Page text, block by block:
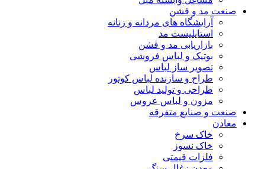
صنعت مد و فشن
آرایشگاه های مردانه و زنانه
استایلیست مد
بازاریابی مد و فشن
بوتیک و لباس فروشی
تصویر ساز لباس
طراح و سازنده لباس کوتور
طراحی و تولید لباس
مزون و لباس عروس
صنعت و صنایع متفرقه
معادن
خاک سرخ
خاک نسوز
فلزات قیمتی